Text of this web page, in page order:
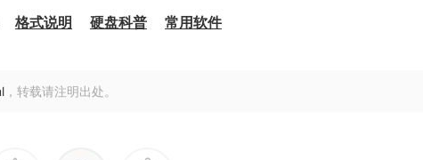
格式说明 硬盘科普 常用软件
，转载请注明出处。